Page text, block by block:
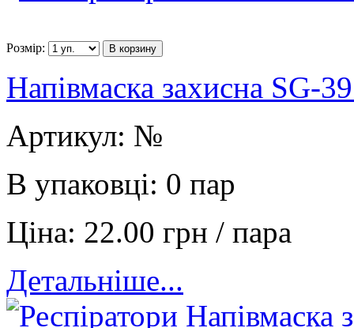
Розмір: В корзину
Напівмаска захисна SG-
Артикул: №
В упаковці: 0 пар
Ціна: 22.00 грн / пара
Детальніше...